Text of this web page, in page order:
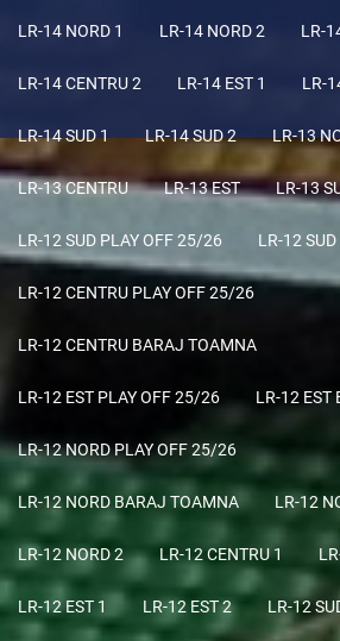
LR-14 NORD 1 LR-14 NORD 2 LR-
LR-14 CENTRU 2 LR-14 EST 1 LR-
LR-14 SUD 1 LR-14 SUD 2 LR-13
LR-13 CENTRU LR-13 EST LR-13
LR-12 SUD PLAY OFF 25/26 LR-12
LR-12 CENTRU PLAY OFF 25/26
LR-12 CENTRU BARAJ TOAMNA
LR-12 EST PLAY OFF 25/26 LR-12 EST
LR-12 NORD PLAY OFF 25/26
LR-12 NORD BARAJ TOAMNA LR-12
LR-12 NORD 2 LR-12 CENTRU 1
LR-12 EST 1 LR-12 EST 2 LR-12